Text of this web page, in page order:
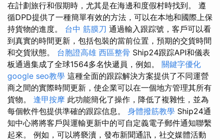
在計劃旅行和假期時，尤其是在海邊和度假村時找到。 遵
循DPD提供了一種簡單有效的方法，可以在本地和國際上保
持貨物的進度。 台中 筋膜刀 通過輸入跟踪號，客戶可以看
到真實的時間更新，包括包裝的當前位置，預期的交貨時間
和交貨狀態。 台胞證高雄 西區整骨 Ship24跟踪API和儀表
板通過集成了全球1564多名快遞員，例如。 關鍵字優化
google seo教學 這種全面的跟踪解決方案提供了不同運營
商之間的實際時間更新，使企業可以在一個地方管理其所有
貨物。 逢甲按摩 此功能簡化了操作，降低了複雜性，並為
每個軟件包提供準確的跟踪信息。 身體撥筋教學 Ship24通
知中心將將客戶與運輸更新中的可自定義電子郵件通知聯繫
起來。 例如，可以將褻瀆，發布新聞通訊，社交媒體活動